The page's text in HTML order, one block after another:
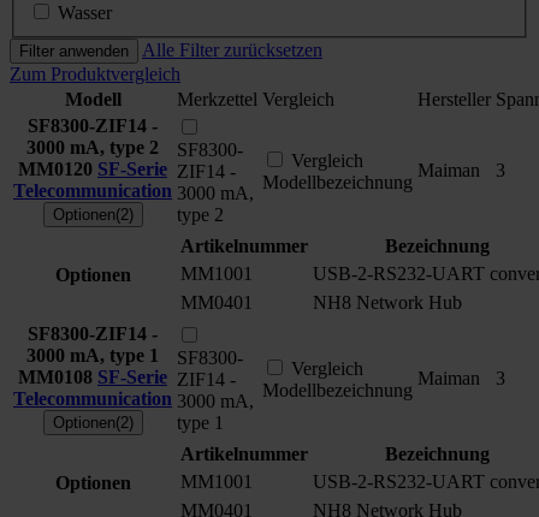
Wasser
Filter anwenden
Alle Filter zurücksetzen
Zum Produktvergleich
Modell
Merkzettel Vergleich Hersteller
SF8300-ZIF14 -
3000 mA, type 2
MM0120 SF-Serie
Telecommunication
Optionen(2)
SF8300-
ZIF14 -
3000 mA,
type 2
Vergleich
Modellbezeichnung
Maiman 3
Optionen
Artikelnummer
Bezeichnung
MM1001
USB-2-RS232-UART
MM0401
NH8 Network Hub
SF8300-ZIF14 -
3000 mA, type 1
MM0108 SF-Serie
Telecommunication
Optionen(2)
SF8300-
ZIF14 -
3000 mA,
type 1
Vergleich
Modellbezeichnung
Maiman 3
Optionen
Artikelnummer
Bezeichnung
MM1001
USB-2-RS232-UART
MM0401
NH8 Network Hub